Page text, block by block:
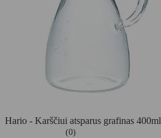
Hario - Karščiui atsparus grafinas 400ml
(0)